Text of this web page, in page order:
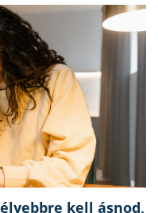
kell ásnod,